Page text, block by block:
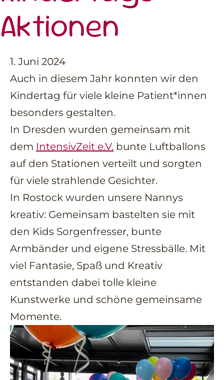
Aktionen
1. Juni 2024
Auch in diesem Jahr konnten wir den
Kindertag für viele kleine Patient*innen
besonders gestalten.
In Dresden wurden gemeinsam mit
dem IntensivZeit e.V. bunte Luftballons
auf den Stationen verteilt und sorgten
für viele strahlende Gesichter.
In Rostock wurden unsere Nannys
kreativ: Gemeinsam bastelten sie mit
den Kids Sorgenfresser, bunte
Armbänder und eigene Stressbälle. Mit
viel Fantasie, Spaß und Kreativ
entstanden dabei tolle kleine
Kunstwerke und schöne gemeinsame
Momente.